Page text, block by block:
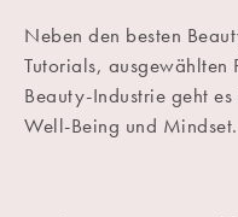
Neben den besten
Tutorials, ausgewählten
Beauty-Industrie geht es
Well-Being und Mindset.